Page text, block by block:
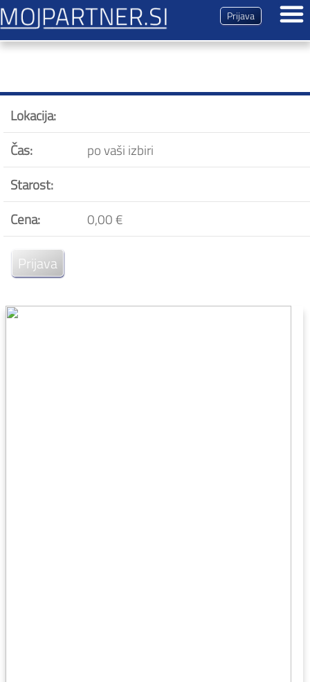
Prihajajoči dogodki
Pretekli dogodki
Tipi dogodkov
Ekskluzivni večer
Svoj dogodek
Vtisi udeležencev
Predstavitev
Magazin
Kontakt
Prijava
Lokacija:
Čas:
po vaši izbiri
Starost:
Cena:
0,00 €
Prijava